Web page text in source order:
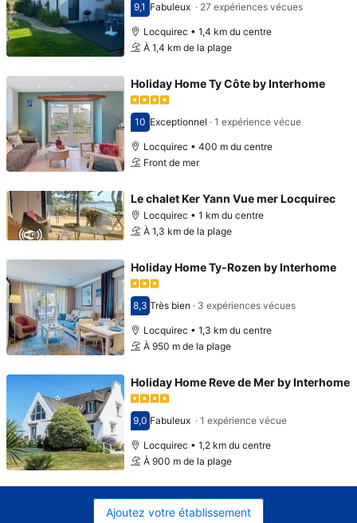
Avec une note de 9,1
9,1 Fabuleux · 27 expériences vécues
Locquirec • 1,4 km du centre
À 1,4 km de la plage
Holiday Home Ty Côte by Interhome
Avec une note de 10
10 Exceptionnel · 1 expérience vécue
Locquirec • 400 m du centre
Front de mer
Le chalet Ker Yann Vue mer Locquirec
Locquirec • 1 km du centre
À 1,3 km de la plage
Holiday Home Ty-Rozen by Interhome
Avec une note de 8,3
8,3 Très bien · 3 expériences vécues
Locquirec • 1,3 km du centre
À 950 m de la plage
Holiday Home Reve de Mer by Interhome
Avec une note de 9,0
9,0 Fabuleux · 1 expérience vécue
Locquirec • 1,2 km du centre
À 900 m de la plage
Ajoutez votre établissement